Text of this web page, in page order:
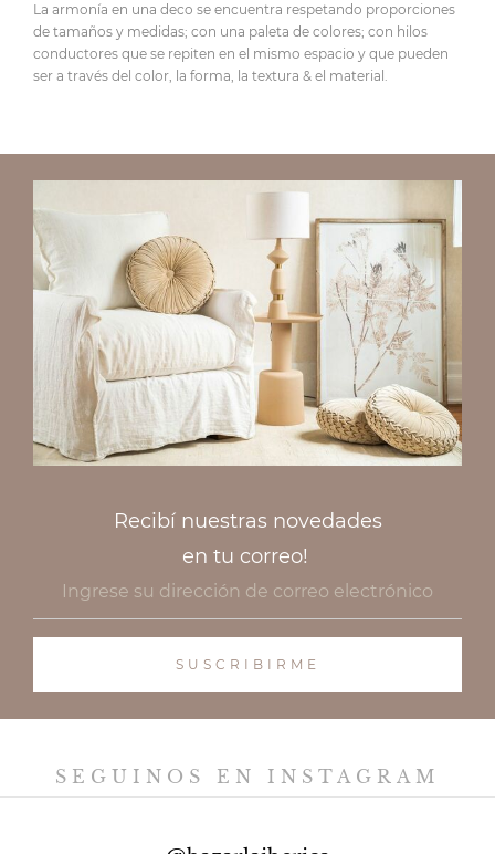
La armonía en una deco se encuentra respetando proporciones
de tamaños y medidas; con una paleta de colores; con hilos
conductores que se repiten en el mismo espacio y que pueden
ser a través del color, la forma, la textura & el material.
Recibí nuestras novedades
en tu correo!
SEGUINOS EN INSTAGRAM